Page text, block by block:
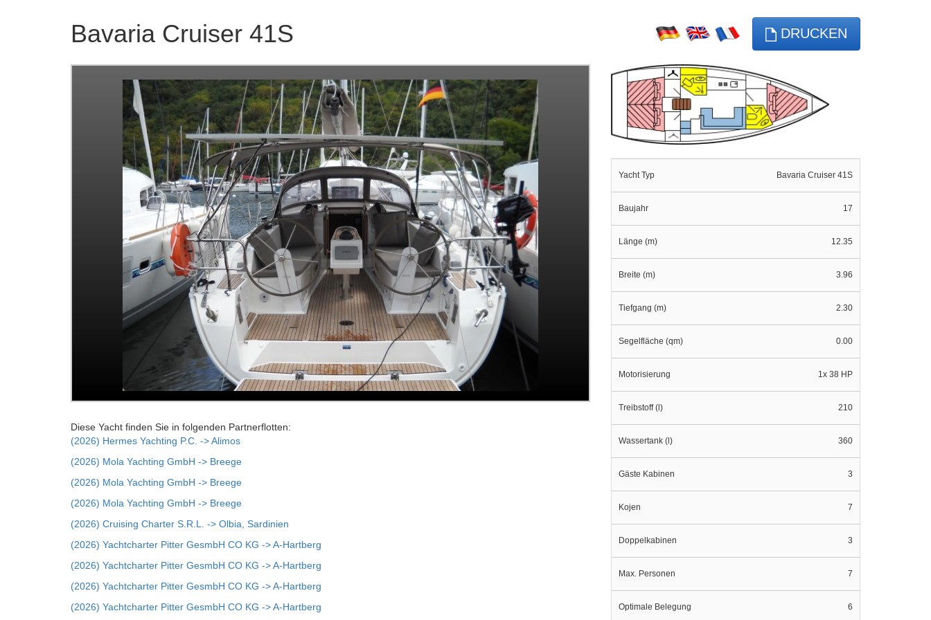
Bavaria Cruiser 41S DRUCKEN
Diese Yacht finden Sie in folgenden Partnerflotten:
(2026) Hermes Yachting P.C. -> Alimos
(2026) Mola Yachting GmbH -> Breege
(2026) Mola Yachting GmbH -> Breege
(2026) Mola Yachting GmbH -> Breege
(2026) Cruising Charter S.R.L. -> Olbia, Sardinien
(2026) Yachtcharter Pitter GesmbH CO KG -> A-Hartberg
(2026) Yachtcharter Pitter GesmbH CO KG -> A-Hartberg
(2026) Yachtcharter Pitter GesmbH CO KG -> A-Hartberg
(2026) Yachtcharter Pitter GesmbH CO KG -> A-Hartberg
Yacht Typ Bavaria Cruiser 41S
Baujahr 17
Länge (m) 12.35
Breite (m) 3.96
Tiefgang (m) 2.30
Segelfläche (qm) 0.00
Motorisierung 1x 38 HP
Treibstoff (l) 210
Wassertank (l) 360
Gäste Kabinen 3
Kojen 7
Doppelkabinen 3
Max. Personen 7
Optimale Belegung 6